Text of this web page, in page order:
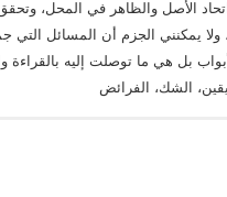
اﻷﺻﻞ واﻟﻈﺎﻫﺮ ﻓﻲ اﻟﻤﺤﻞ،
يمكنني الجزم أن المسائل التي
بل هي ما توصلت إليه بالقراءة
الشك، الفرائض